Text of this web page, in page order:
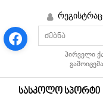
პირველი
სასკოლო სპორტი